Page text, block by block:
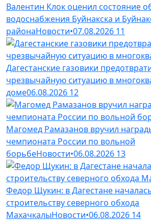
Валентин Клок оценил состояние
водоснабжения Буйнакска и
районаНовости•07.08.2026 11
Дагестанские газовики
чрезвычайную ситуацию в
доме06.08.2026 12
Магомед Рамазанов вручил
чемпионата России по вольной
борьбеНовости•06.08.2026 13
Федор Щукин: в Дагестане
строительству северного обхода
МахачкалыНовости•06.08.2026 14